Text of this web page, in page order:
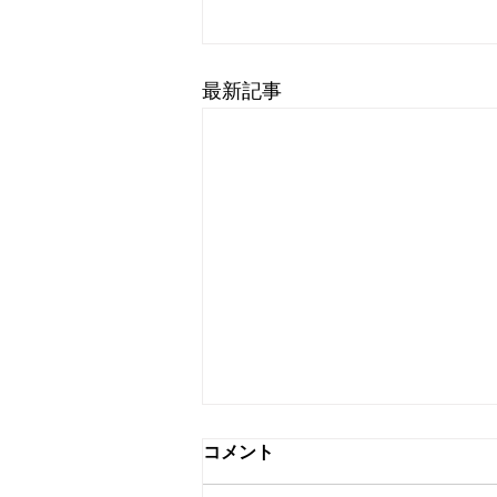
最新記事
コメント